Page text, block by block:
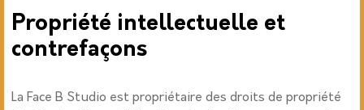
Propriété intellectuelle et
contrefaçons
La Face B Studio est propriétaire des droits de propriété